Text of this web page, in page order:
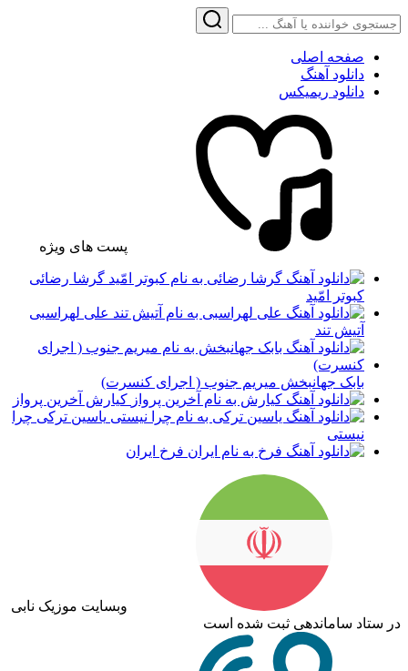
صفحه اصلی
دانلود آهنگ
دانلود ریمیکس
پست های ویژه
گرشا رضائی
کبوتر امّید
علی لهراسبی
آتیش تند
بابک جهانبخش میریم جنوب ( اجرای کنسرت)
کیارش آخرین پرواز
یاسین ترکی چرا
نیستی
فرخ ایران
وبسایت موزیک نابی
در ستاد ساماندهی ثبت شده است